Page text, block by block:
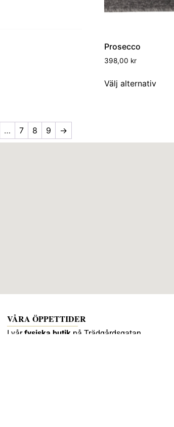
Prosecco
398,00 kr
Välj alternativ
… 7 8 9 →
VÅRA ÖPPETTIDER
I vårfysiska butik på Trädgårdsgatan